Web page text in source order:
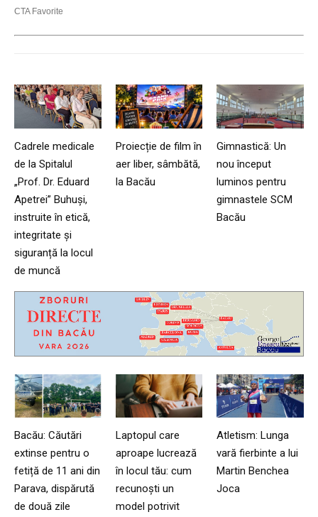
Cadrele medicale
de la Spitalul
„Prof. Dr. Eduard
Apetrei” Buhuși,
instruite în etică,
integritate și
siguranță la locul
de muncă
Proiecție de film în
aer liber, sâmbătă,
la Bacău
Gimnastică: Un
nou început
luminos pentru
gimnastele SCM
Bacău
Bacău: Căutări
extinse pentru o
fetiță de 11 ani din
Parava, dispărută
de două zile
Laptopul care
aproape lucrează
în locul tău: cum
recunoști un
model potrivit
Atletism: Lunga
vară fierbinte a lui
Martin Benchea
Joca